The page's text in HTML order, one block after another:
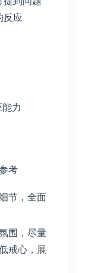
反应
力
考
节，全面
围，尽量
戒心，展